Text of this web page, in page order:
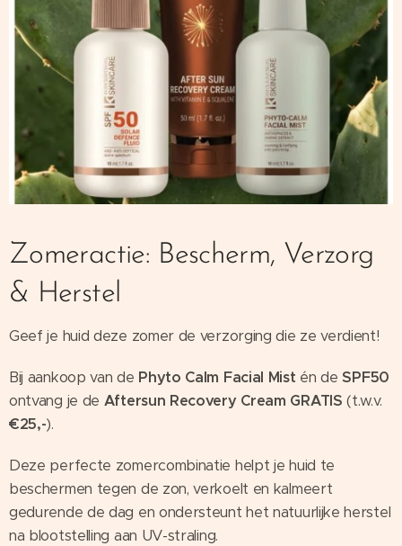
Zomeractie: Bescherm, Verzorg
& Herstel
Geef je huid deze zomer de verzorging die ze verdient!
Bij aankoop van de Phyto Calm Facial Mist én deSPF50
ontvang je de Aftersun Recovery Cream GRATIS (t.w.v.
€25,-).
Deze perfecte zomercombinatie helpt je huid te
beschermen tegen de zon, verkoelt en kalmeert
gedurende de dag en ondersteunt het natuurlijke herstel
na blootstelling aan UV-straling.